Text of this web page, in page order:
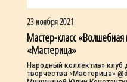
23 ноября 2021
Мастер-класс
«Мастерица»
Народный коллектив» клуб
творчества «Мастерица»